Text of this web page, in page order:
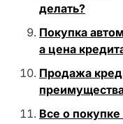
делать?
Покупка
а цена
Продажа
Все о покупке